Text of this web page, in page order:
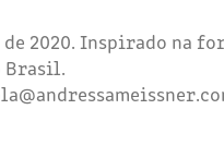
2020. Inspirado na
Brasil.